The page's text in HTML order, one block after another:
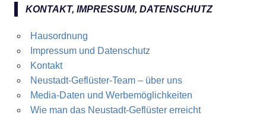
KONTAKT, IMPRESSUM, DATENSCHUTZ
Hausordnung
Impressum und Datenschutz
Kontakt
Neustadt-Geflüster-Team – über uns
Media-Daten und Werbemöglichkeiten
Wie man das Neustadt-Geflüster erreicht